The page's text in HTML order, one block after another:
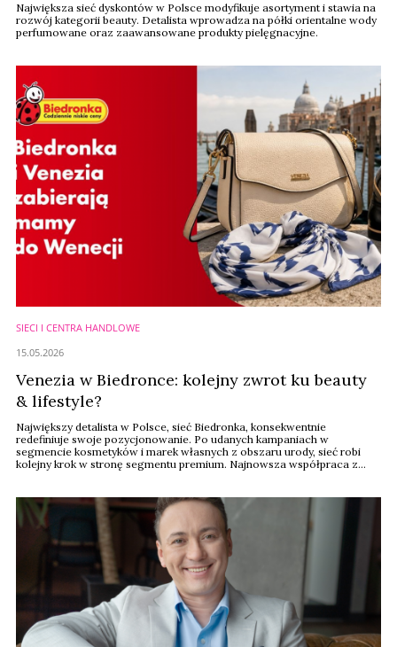
Największa sieć dyskontów w Polsce modyfikuje asortyment i stawia na
rozwój kategorii beauty. Detalista wprowadza na półki orientalne wody
perfumowane oraz zaawansowane produkty pielęgnacyjne.
SIECI I CENTRA HANDLOWE
Venezia w Biedronce: kolejny zwrot ku beauty
& lifestyle?
Największy detalista w Polsce, sieć Biedronka, konsekwentnie
redefiniuje swoje pozycjonowanie. Po udanych kampaniach w
segmencie kosmetyków i marek własnych z obszaru urody, sieć robi
kolejny krok w stronę segmentu premium. Najnowsza współpraca z
przy okazji codziennych zakupów.
15.05.2026